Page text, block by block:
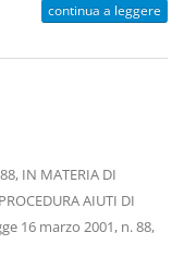
continua a leggere
IN MATERIA DI
AIUTI DI
16 marzo 2001, n. 88,